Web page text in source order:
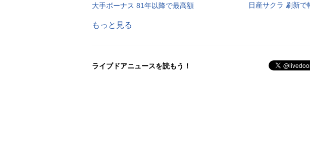
大手ボーナス 81年以降で最高額
日産サクラ 刷新で
もっと見る
ライブドアニュースを読もう！